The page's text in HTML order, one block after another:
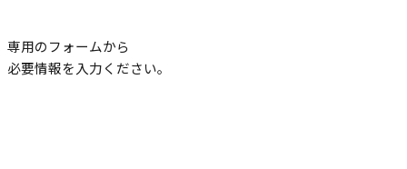
専用のフォームから
必要情報を入力ください。